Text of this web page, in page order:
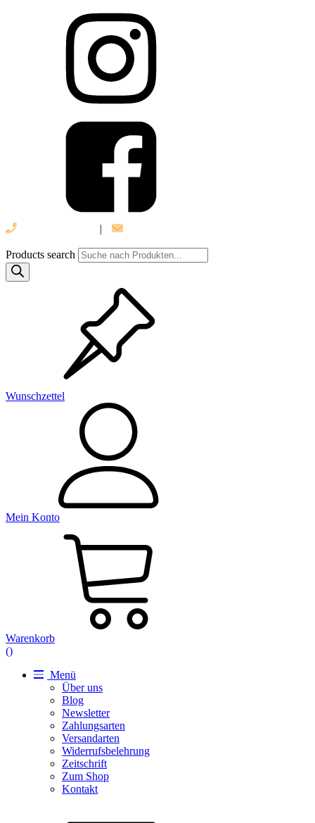
|
Products search
Wunschzettel
Mein Konto
Warenkorb
()
Menü
Über uns
Blog
Newsletter
Zahlungsarten
Versandarten
Widerrufsbelehrung
Zeitschrift
Zum Shop
Kontakt